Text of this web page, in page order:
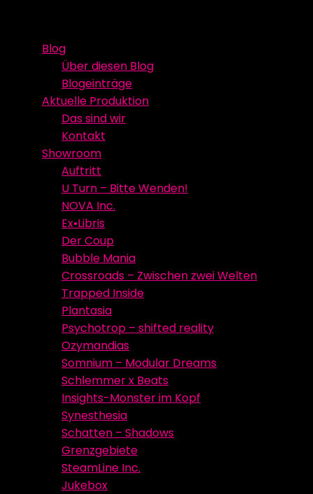
contentBlog
Über diesen Blog
Blogeinträge
Aktuelle Produktion
Das sind wir
Kontakt
Showroom
Auftritt
U Turn – Bitte Wenden!
NOVA Inc.
Ex•Libris
Der Coup
Bubble Mania
Crossroads – Zwischen zwei Welten
Trapped Inside
Plantasia
Psychotrop – shifted reality
Ozymandias
Somnium – Modular Dreams
Schlemmer x Beats
Insights-Monster im Kopf
Synesthesia
Schatten – Shadows
Grenzgebiete
SteamLine Inc.
Jukebox